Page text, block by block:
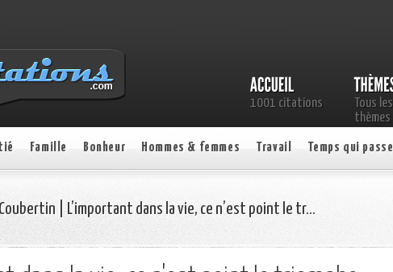
1001 citations
Tous les
thèmes
Famille Bonheur Hommes & femmes Travail Temps qui passe
| L’important dans la vie, ce n’est point le tr…